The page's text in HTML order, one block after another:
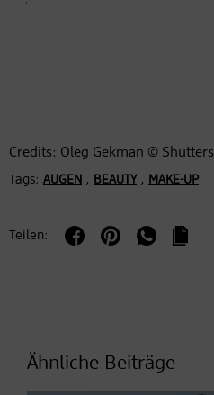
Credits: Oleg Gekman ©
Tags: AUGEN , BEAUTY, MAKE-UP
Teilen:
Ähnliche Beiträge